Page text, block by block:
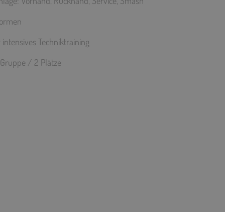
Techniktraining
/ 2 Plätze